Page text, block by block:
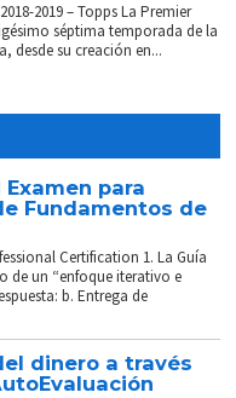
2019 – Topps La Premier
séptima temporada de la
desde su creación en...
para
Fundamentos de
Certification 1. La Guía
de un “enfoque iterativo e
b. Entrega de
dinero a través